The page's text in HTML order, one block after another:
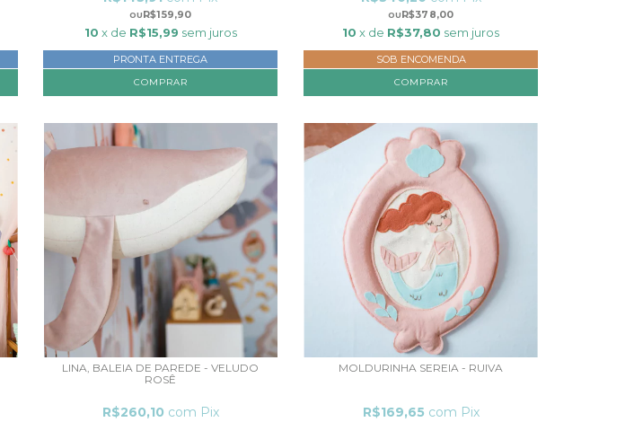
R$159,90
10 x de R$15,99 sem juros
PRONTA ENTREGA
R$378,00
10 x de R$37,80 sem juros
SOB ENCOMENDA
COMPRAR
LINA, BALEIA DE PAREDE - VELUDO
ROSÊ
R$260,10 com Pix
MOLDURINHA SEREIA - RUIVA
R$169,65 com Pix